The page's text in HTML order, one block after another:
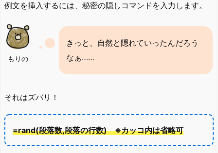
例文を挿入するには、秘密の隠しコマンドを入力します。
もりの
きっと、自然と隠れていったんだろう
なぁ……
それはズバリ！
=rand(段落数,段落の行数) ※カッコ内は省略可